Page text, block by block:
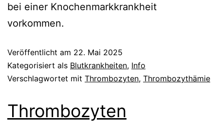
bei einer Knochenmarkkrankheit
vorkommen.
Veröffentlicht am 22. Mai 2025
Kategorisiert als Blutkrankheiten, Info
Verschlagwortet mit Thrombozyten, Thrombozythämie
Thrombozyten